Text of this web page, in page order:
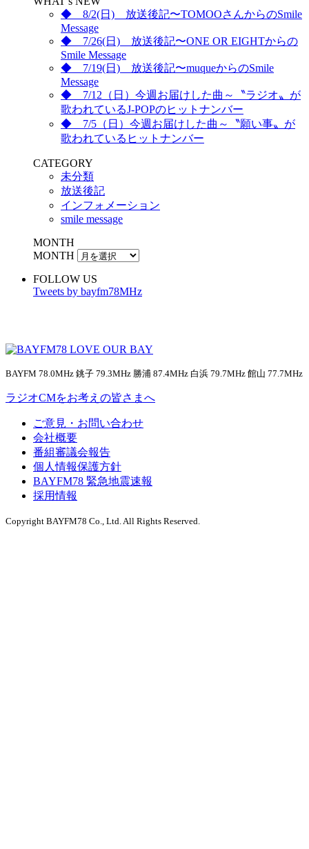
◆ 8/2(日) 放送後記〜TOMOOさんからのSmile
Message
◆ 7/26(日) 放送後記〜ONE OR EIGHTからの
Smile Message
◆ 7/19(日) 放送後記〜muqueからのSmile
Message
◆ 7/12（日）今週お届けした曲～〝ラジオ〟が
歌われているJ-POPのヒットナンバー
◆ 7/5（日）今週お届けした曲～〝願い事〟が
歌われているヒットナンバー
CATEGORY
未分類
放送後記
インフォメーション
smile message
MONTH
MONTH
FOLLOW US
Tweets by bayfm78MHz
BAYFM 78.0MHz 銚子 79.3MHz 勝浦 87.4MHz 白浜 79.7MHz 館山 77.7MHz
ラジオCMをお考えの皆さまへ
ご意見・お問い合わせ
会社概要
番組審議会報告
個人情報保護方針
BAYFM78 緊急地震速報
採用情報
Copyright BAYFM78 Co., Ltd. All Rights Reserved.